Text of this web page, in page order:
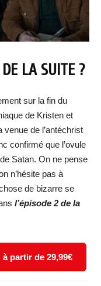
LA SUITE ?
sur la fin du
de Kristen et
de l’antéchrist
confirmé que l’ovule
Satan. On ne pense
n’hésite pas à
de bizarre se
l’épisode 2 de la
partir de 29,99€